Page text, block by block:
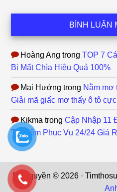
BÌNH LUẬN
Hoàng Ang trongTOP 7
Bị Mất Chìa Hiệu Quả 100%
Mai Hướng trong Nằm mơ
Giải mã giấc mơ thấy ô tô
Kikma trongCập Nhập 11
Từ Liêm Phục Vụ 24/24 Giá
Bản quyền © 2026 ·